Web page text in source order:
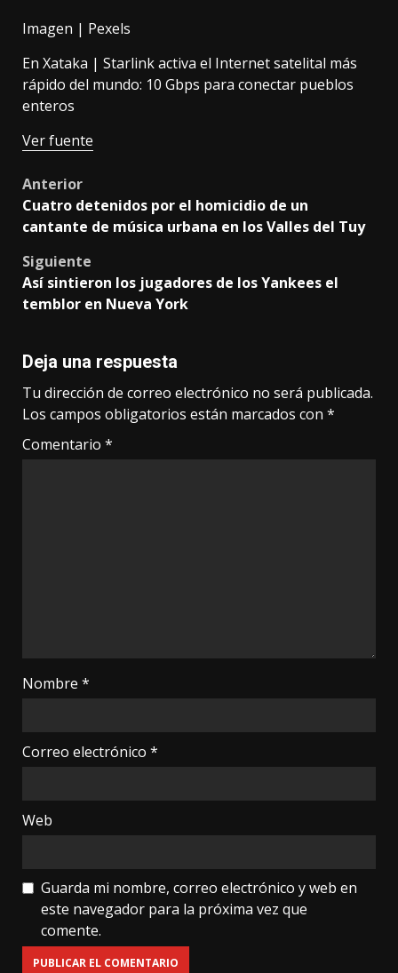
Imagen | Pexels
En Xataka | Starlink activa el Internet satelital más
rápido del mundo: 10 Gbps para conectar pueblos
enteros
Ver fuente
Post
navigation
Anterior
Cuatro detenidos por el homicidio de un
cantante de música urbana en los Valles del Tuy
Siguiente
Así sintieron los jugadores de los Yankees el
temblor en Nueva York
Deja una respuesta
Tu dirección de correo electrónico no será publicada.
Los campos obligatorios están marcados con *
Comentario *
Nombre *
Correo electrónico *
Web
Guarda mi nombre, correo electrónico y web en
este navegador para la próxima vez que
comente.